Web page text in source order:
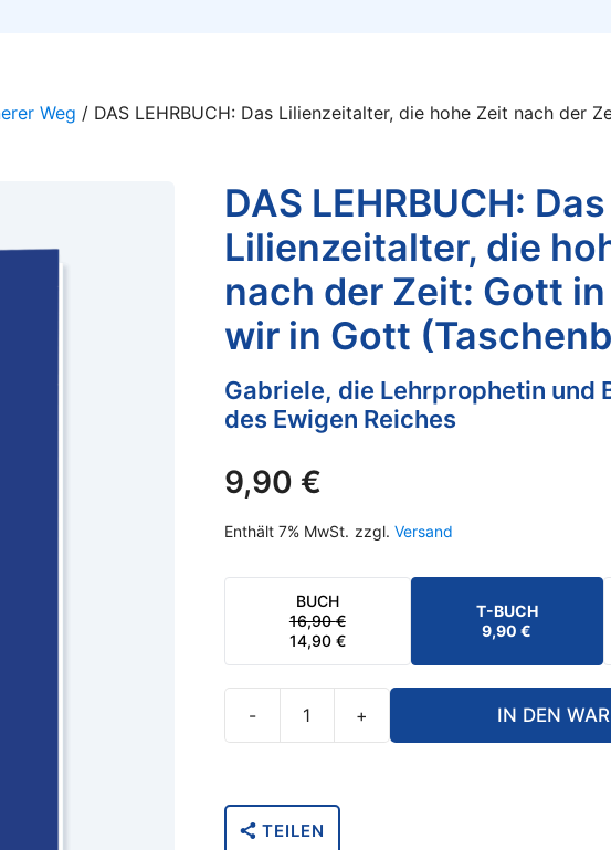
Weg / DAS LEHRBUCH: Das Lilienzeitalter, die hohe Zeit nach der
DAS LEHRBUCH: Das
Lilienzeitalter, die
nach der Zeit: Gott
wir in Gott
Gabriele, die Lehrprophetin und
des Ewigen Reiches
9,90 €
Enthält 7% MwSt. zzgl. Versand
BUCH
16,90€
URSPRÜNGLICHER
PREIS
WAR:
16,90 €
14,90 €
AKTUELLER
PREIS
IST:
14,90 €.
T-BUCH
9,90€
-
Lilienzeitalter,
die
+ IN DEN
TEILEN